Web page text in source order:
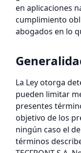
en aplicaciones
cumplimiento
abogados en lo
La Ley otorga
pueden limitar
presentes
objetivo de los
ningún caso el
términos